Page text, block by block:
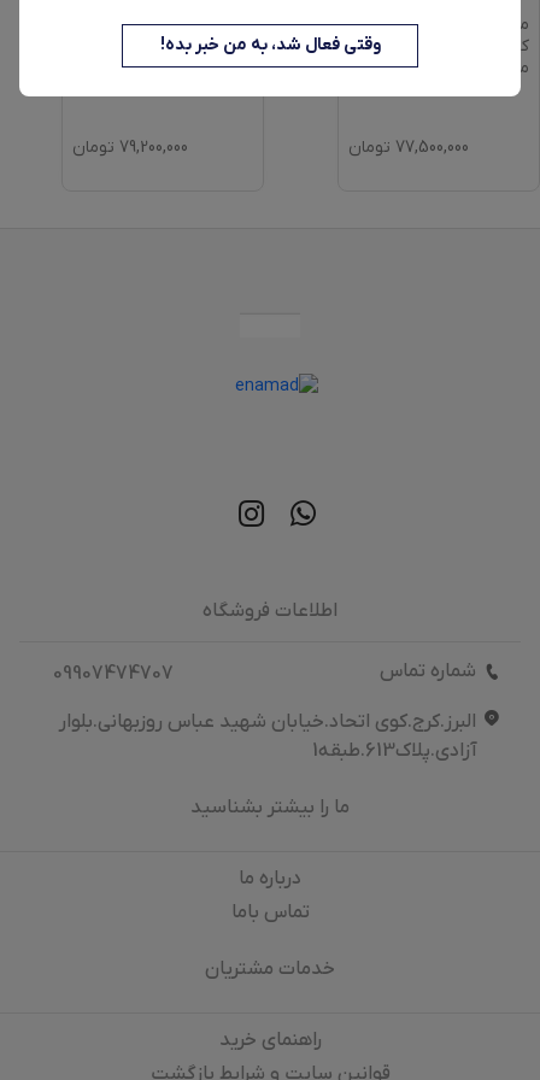
وقتی فعال شد، به من خبر بده!
ماشین لباسشویی 8
کیلوگرم اتوماتیک اسنوا
مدل SWM-A8
...
77,500,000 تومان
ماشین لباسشویی 8
کیلوگرم اتوماتیک اسنوا
مدل SWM-A8
...
79,200,000 تومان
اطلاعات فروشگاه
شماره تماس
09907474707
البرز.کرج.کوی اتحاد.خیابان شهید عباس روزبهانی.بلوار
آزادی.پلاک613.طبقه1
ما را بیشتر بشناسید
درباره‌ ما
تماس باما
خدمات مشتریان
راهنمای خرید
قوانین سایت و شرایط بازگشت